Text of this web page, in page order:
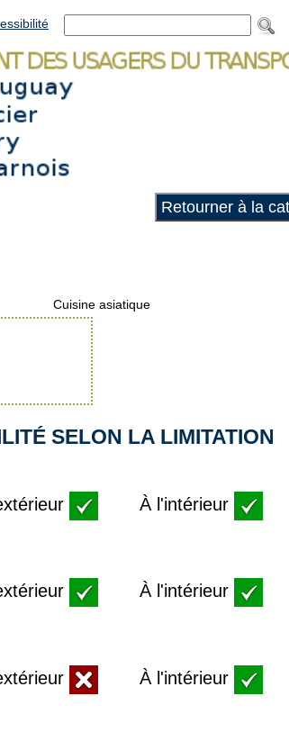
Retourner à la
Cuisine asiatique
SELON LA LIMITATION
À l'intérieur
À l'intérieur
À l'intérieur